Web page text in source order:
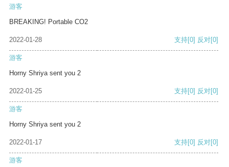
游客
BREAKING! Portable CO2
2022-01-28 支持[0] 反对[0]
游客
Horny Shriya sent you 2
2022-01-25 支持[0] 反对[0]
游客
Horny Shriya sent you 2
2022-01-17 支持[0] 反对[0]
游客